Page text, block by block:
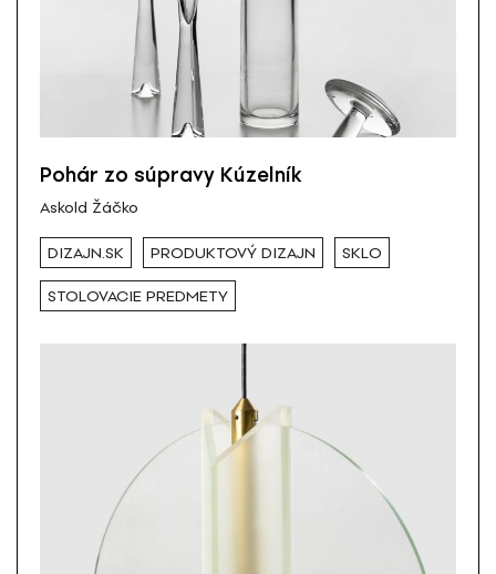
Pohár zo súpravy Kúzelník
Askold Žáčko
DIZAJN.SK PRODUKTOVÝ DIZAJN SKLO
STOLOVACIE PREDMETY